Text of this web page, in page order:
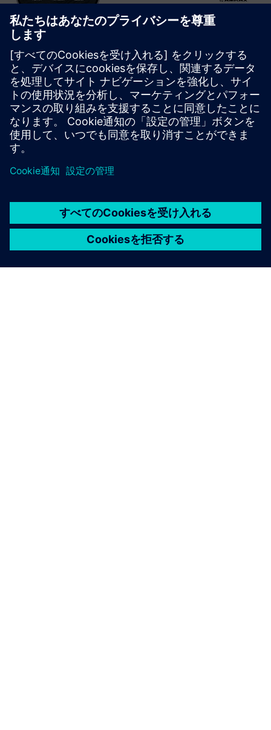
Metaroom 3D Capture
Metaroom enables simple and efficient 2D and 3D
digitization of rooms and buildings using a smartphone.
Outputs include DXF, PDF, IFC, and seamless integrations
with Building X Data Setup and Building X Lifecycle Twin.
詳細情報